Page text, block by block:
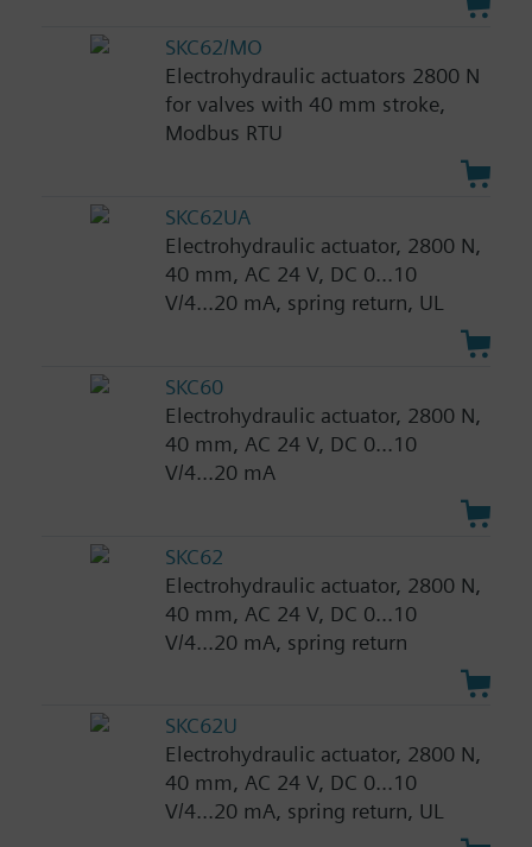
SKC62/MO
Electrohydraulic actuators 2800 N
for valves with 40 mm stroke,
Modbus RTU
SKC62UA
Electrohydraulic actuator, 2800 N,
40 mm, AC 24 V, DC 0...10
V/4...20 mA, spring return, UL
SKC60
Electrohydraulic actuator, 2800 N,
40 mm, AC 24 V, DC 0...10
V/4...20 mA
SKC62
Electrohydraulic actuator, 2800 N,
40 mm, AC 24 V, DC 0...10
V/4...20 mA, spring return
SKC62U
Electrohydraulic actuator, 2800 N,
40 mm, AC 24 V, DC 0...10
V/4...20 mA, spring return, UL